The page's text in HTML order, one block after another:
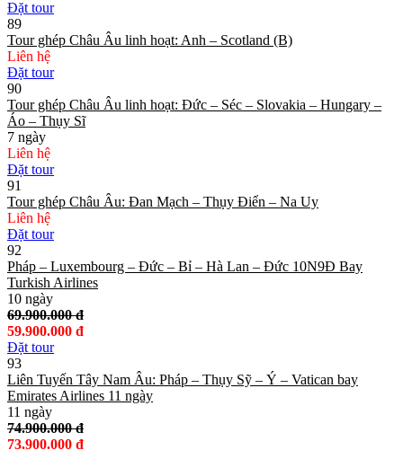
Đặt tour
89
Tour ghép Châu Âu linh hoạt: Anh – Scotland (B)
Liên hệ
Đặt tour
90
Tour ghép Châu Âu linh hoạt: Đức – Séc – Slovakia – Hungary –
Áo – Thụy Sĩ
7 ngày
Liên hệ
Đặt tour
91
Tour ghép Châu Âu: Đan Mạch – Thụy Điển – Na Uy
Liên hệ
Đặt tour
92
Pháp – Luxembourg – Đức – Bỉ – Hà Lan – Đức 10N9Đ Bay
Turkish Airlines
10 ngày
69.900.000 đ
59.900.000 đ
Đặt tour
93
Liên Tuyến Tây Nam Âu: Pháp – Thụy Sỹ – Ý – Vatican bay
Emirates Airlines 11 ngày
11 ngày
74.900.000 đ
73.900.000 đ